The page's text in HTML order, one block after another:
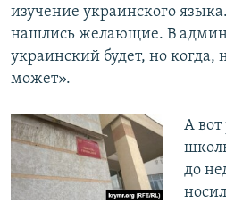
изучение украинского
нашлись желающие. В
украинский будет, но когда,
может».
А
до